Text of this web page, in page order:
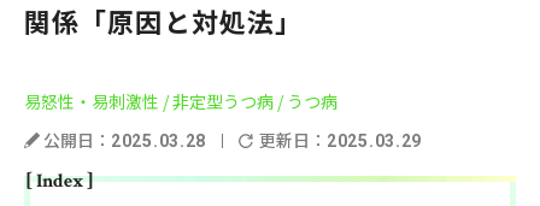
関係「原因と対処法」
易怒性・易刺激性 / 非定型うつ病 / うつ病
公開日： 2025.03.28 更新日： 2025.03.29
[ Index ]